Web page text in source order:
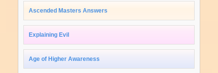
Ascended Masters Answers
Explaining Evil
Age of Higher Awareness